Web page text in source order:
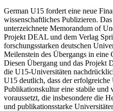
German U15 fordert eine neue
wissenschaftliches Publizieren.
unterzeichnete Memorandum of
Projekt DEAL und dem Verlag
forschungsstarken deutschen
Meilenstein des Übergangs in eine
Diesen Übergang und das Projekt
die U15-Universitäten
U15 deutlich, dass der
Publikationskultur eine stabile und
voraussetzt, die insbesondere die
und publikationsstarke